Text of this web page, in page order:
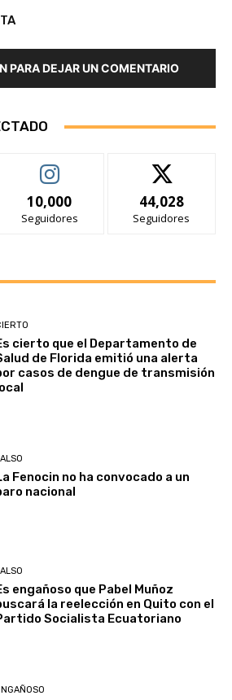
PARA DEJAR UN COMENTARIO
10,000
Seguidores
44,028
Seguidores
cierto que el Departamento de
de Florida emitió una alerta
casos de dengue de transmisión
Fenocin no ha convocado a un
nacional
engañoso que Pabel Muñoz
la reelección en Quito con el
Socialista Ecuatoriano